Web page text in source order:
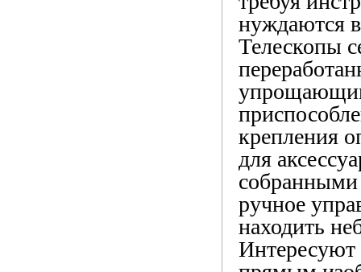
нуждаются
Телескопы
крепления
для
ручное
находить
Интересуют